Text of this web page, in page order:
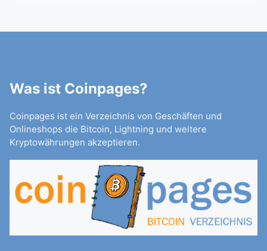
Was ist Coinpages?
Coinpages ist ein Verzeichnis von Geschäften und
Onlineshops die Bitcoin, Lightning und weitere
Kryptowährungen akzeptieren.